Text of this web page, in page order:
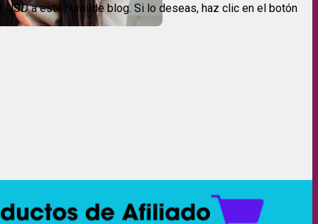
USD a este humilde blog. Si lo deseas, haz clic en el botón